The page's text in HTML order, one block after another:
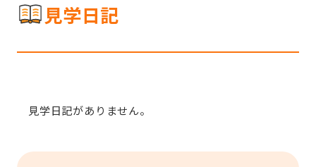
見学日記
見学日記がありません。